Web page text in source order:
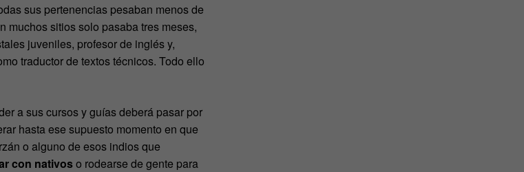
sus pertenencias pesaban menos de
muchos sitios solo pasaba tres meses,
juveniles, profesor de inglés y,
traductor de textos técnicos. Todo ello
a sus cursos y guías deberá pasar por
hasta ese supuesto momento en que
o alguno de esos indios que
con nativoso rodearse de gente para